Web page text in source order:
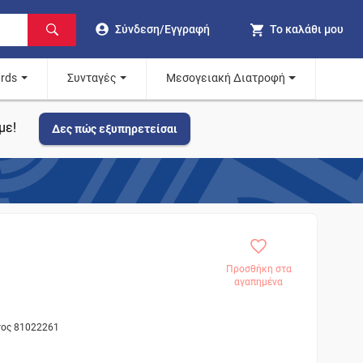
Σύνδεση/Εγγραφή Το καλάθι μου
Συνταγές Μεσογειακή Διατροφή
Δες πώς εξυπηρετείσαι
Προσθήκη στα
αγαπημένα
81022261